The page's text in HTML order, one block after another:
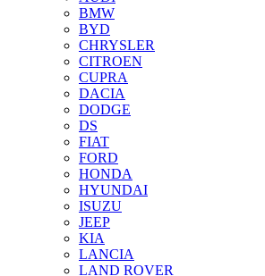
BMW
BYD
CHRYSLER
CITROEN
CUPRA
DACIA
DODGE
DS
FIAT
FORD
HONDA
HYUNDAI
ISUZU
JEEP
KIA
LANCIA
LAND ROVER